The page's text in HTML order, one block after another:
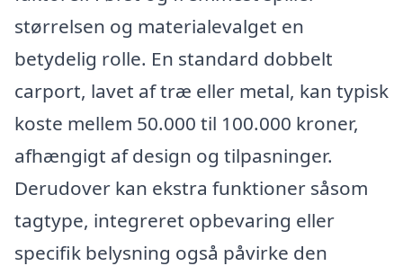
størrelsen og materialevalget en
betydelig rolle. En standard dobbelt
carport, lavet af træ eller metal, kan typisk
koste mellem 50.000 til 100.000 kroner,
afhængigt af design og tilpasninger.
Derudover kan ekstra funktioner såsom
tagtype, integreret opbevaring eller
specifik belysning også påvirke den